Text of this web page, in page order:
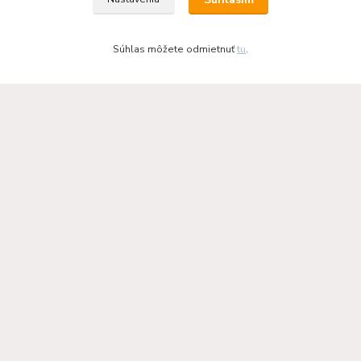
Súhlas môžete odmietnuťtu.